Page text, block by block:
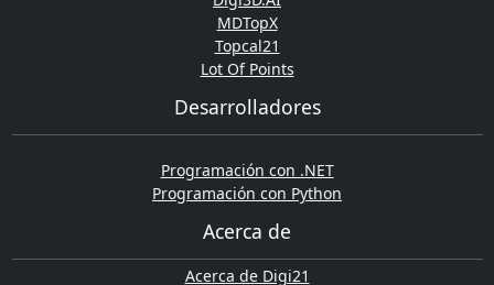
MDTopX
Topcal21
Lot Of Points
Desarrolladores
Programación con .NET
Programación con Python
Acerca de
Acerca de Digi21